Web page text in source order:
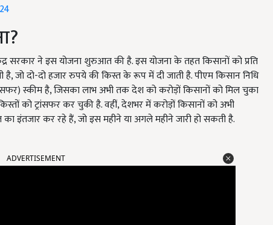
सरकार ने इस योजना शुरुआत की है. इस योजना के तहत किसानों को प्रति
है, जो दो-दो हजार रुपये की किस्त के रूप में दी जाती है. पीएम किसान निधि
स्कीम है, जिसका लाभ अभी तक देश को करोड़ों किसानों को मिल चुका
को ट्रांसफर कर चुकी है. वहीं, देशभर में करोड़ों किसानों को अभी
का इंतजार कर रहे हैं, जो इस महीने या अगले महीने जारी हो सकती है.